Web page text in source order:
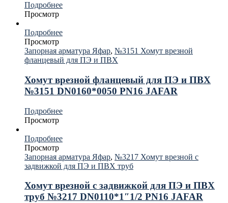
Подробнее
Просмотр
Подробнее
Просмотр
Запорная арматура Яфар, №3151 Хомут врезной
фланцевый для ПЭ и ПВХ
Хомут врезной фланцевый для ПЭ и ПВХ
№3151 DN0160*0050 PN16 JAFAR
Подробнее
Просмотр
Подробнее
Просмотр
Запорная арматура Яфар, №3217 Хомут врезной с
задвижкой для ПЭ и ПВХ труб
Хомут врезной с задвижкой для ПЭ и ПВХ
труб №3217 DN0110*1″1/2 PN16 JAFAR